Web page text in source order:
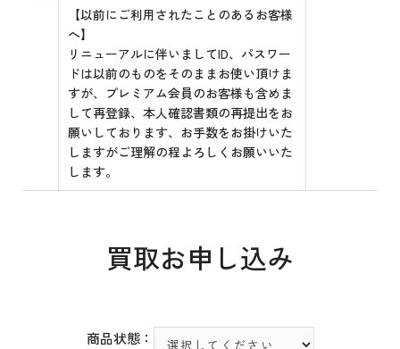
【以前にご利用されたことのあるお客様
へ】
リニューアルに伴いましてID、パスワー
ドは以前のものをそのままお使い頂けま
すが、プレミアム会員のお客様も含めま
して再登録、本人確認書類の再提出をお
願いしております、お手数をお掛けいた
しますがご理解の程よろしくお願いいた
します。
買取お申し込み
商品状態：